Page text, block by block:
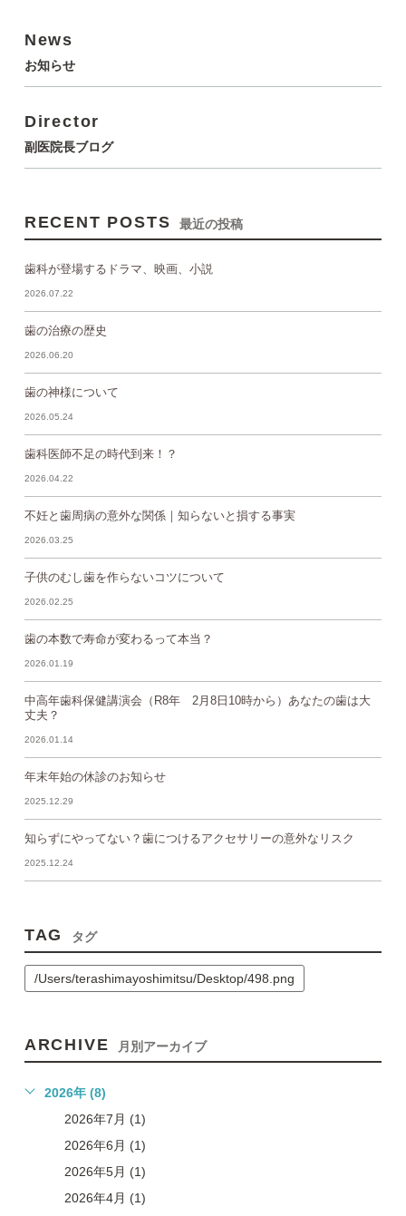
News
お知らせ
Director
副医院長ブログ
RECENT POSTS 最近の投稿
歯科が登場するドラマ、映画、小説
2026.07.22
歯の治療の歴史
2026.06.20
歯の神様について
2026.05.24
歯科医師不足の時代到来！？
2026.04.22
不妊と歯周病の意外な関係｜知らないと損する事実
2026.03.25
子供のむし歯を作らないコツについて
2026.02.25
歯の本数で寿命が変わるって本当？
2026.01.19
中高年歯科保健講演会（R8年 2月8日10時から）あなたの歯は大
丈夫？
2026.01.14
年末年始の休診のお知らせ
2025.12.29
知らずにやってない？歯につけるアクセサリーの意外なリスク
2025.12.24
TAG タグ
/Users/terashimayoshimitsu/Desktop/498.png
ARCHIVE 月別アーカイブ
2026年 (8)
2026年7月 (1)
2026年6月 (1)
2026年5月 (1)
2026年4月 (1)